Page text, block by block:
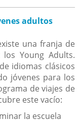
adultos
una franja de
Young Adults.
idiomas clásicos
jóvenes para los
de viajes de
este vacío:
la escuela